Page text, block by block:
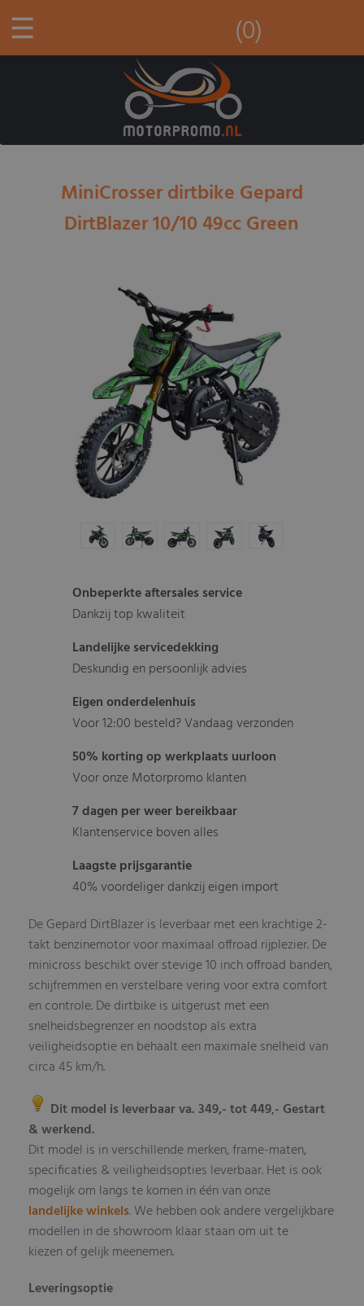
☰ (0)
MiniCrosser dirtbike Gepard
DirtBlazer 10/10 49cc Green
Onbeperkte aftersales service
Dankzij top kwaliteit
Landelijke servicedekking
Deskundig en persoonlijk advies
Eigen onderdelenhuis
Voor 12:00 besteld? Vandaag verzonden
50% korting op werkplaats uurloon
Voor onze Motorpromo klanten
7 dagen per weer bereikbaar
Klantenservice boven alles
Laagste prijsgarantie
40% voordeliger dankzij eigen import
De Gepard DirtBlazer is leverbaar met een krachtige 2-
takt benzinemotor voor maximaal offroad rijplezier. De
minicross beschikt over stevige 10 inch offroad banden,
schijfremmen en verstelbare vering voor extra comfort
en controle. De dirtbike is uitgerust met een
snelheidsbegrenzer en noodstop als extra
veiligheidsoptie en behaalt een maximale snelheid van
circa 45 km/h.
Dit model is leverbaar va. 349,- tot 449,- Gestart
& werkend.
Dit model is in verschillende merken, frame-maten,
specificaties & veiligheidsopties leverbaar. Het is ook
mogelijk om langs te komen in één van onze
landelijke winkels.We hebben ook andere vergelijkbare
modellen in de showroom klaar staan om uit te
kiezen of gelijk meenemen.
Leveringsoptie